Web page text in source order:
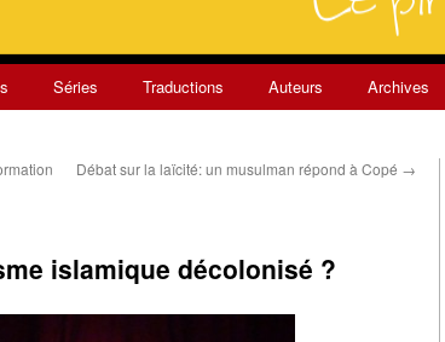
Séries Traductions Auteurs Archives
Débat sur la laïcité: un musulman répond à Copé →
islamique décolonisé ?